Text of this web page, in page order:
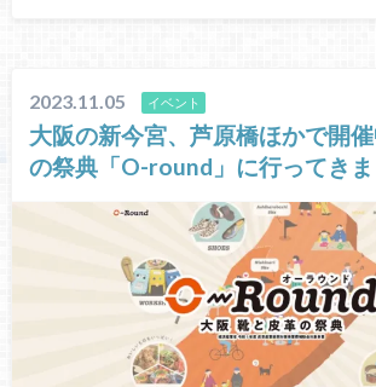
2023.11.05 イベント
大阪の新今宮、芦原橋ほかで開
の祭典「O-round」に行ってきま